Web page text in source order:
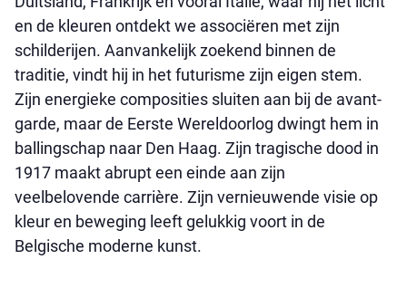
en de kleuren ontdekt we associëren met zijn
schilderijen. Aanvankelijk zoekend binnen de
traditie, vindt hij in het futurisme zijn eigen stem.
Zijn energieke composities sluiten aan bij de avant-
garde, maar de Eerste Wereldoorlog dwingt hem in
ballingschap naar Den Haag. Zijn tragische dood in
1917 maakt abrupt een einde aan zijn
veelbelovende carrière. Zijn vernieuwende visie op
kleur en beweging leeft gelukkig voort in de
Belgische moderne kunst.